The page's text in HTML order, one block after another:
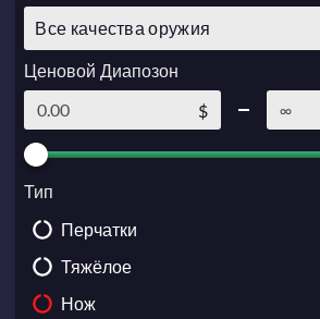
Все качества оружия
Ценовой Диапозон
$
Тип
Перчатки
Driver Gloves
Broken Fang Gloves
Тяжёлое
Sawed-Off
Нож